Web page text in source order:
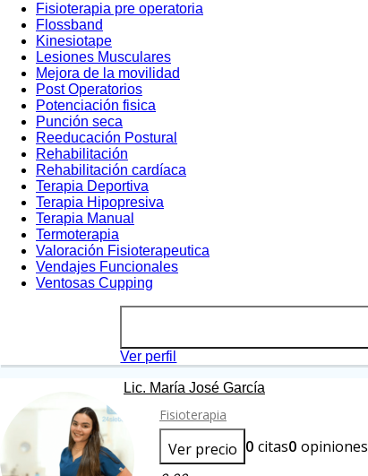
Fisioterapia pre operatoria
Flossband
Kinesiotape
Lesiones Musculares
Mejora de la movilidad
Post Operatorios
Potenciación fisica
Punción seca
Reeducación Postural
Rehabilitación
Rehabilitación cardíaca
Terapia Deportiva
Terapia Hipopresiva
Terapia Manual
Termoterapia
Valoración Fisioterapeutica
Vendajes Funcionales
Ventosas Cupping
Ver perfil
Lic. María José García
Fisioterapia
Ver precio 0 citas0 opiniones